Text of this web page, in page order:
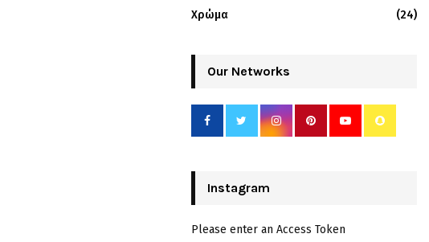
Χρώμα
(24)
Our Networks
Instagram
Please enter an Access Token